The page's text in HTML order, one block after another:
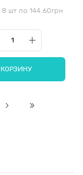
8 шт по 144.60грн